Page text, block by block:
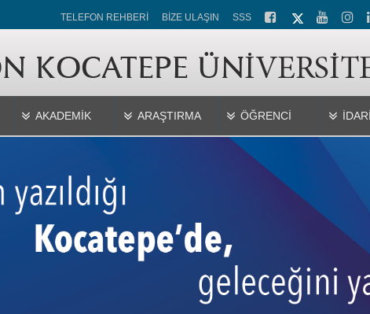
TELEFON REHBERİ BİZE ULAŞIN SSS
AKADEMİK ARAŞTIRMA ÖĞRENCİ İDARİ